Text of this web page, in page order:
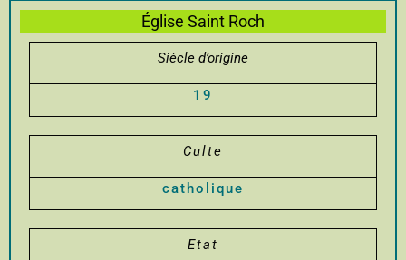
Église Saint Roch
Siècle d’origine
19
Culte
catholique
Etat